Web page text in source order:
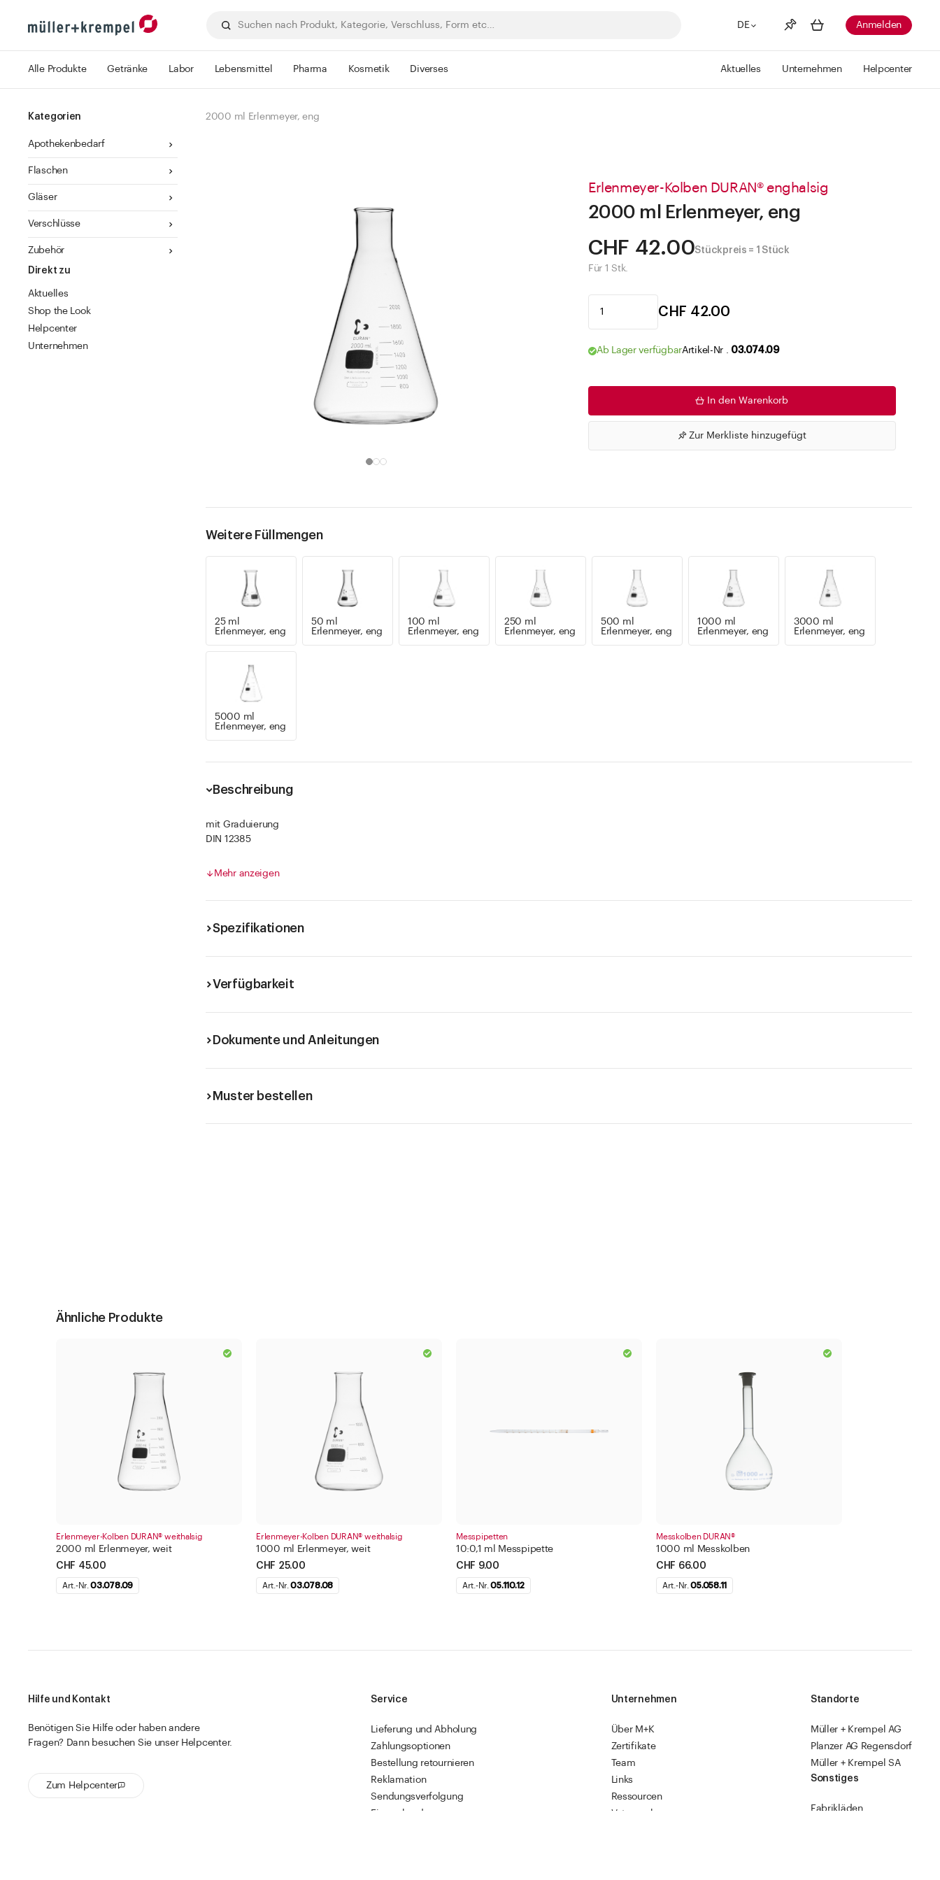
DE
Merkliste Mehr anzeigen
Anmelden
Alle Produkte Getränke Labor Lebensmittel Pharma Kosmetik Diverses Aktuelles Unternehmen Helpcenter
Kategorien
Apothekenbedarf
Flaschen
Gläser
Verschlüsse
Zubehör
Direkt zu
Aktuelles
Shop the Look
Helpcenter
Unternehmen
2000 ml Erlenmeyer, eng
Erlenmeyer-Kolben DURAN® enghalsig
2000 ml Erlenmeyer, eng
CHF 42.00Stückpreis = 1 Stück
Für 1 Stk.
CHF 42.00
Ab Lager verfügbarArtikel-Nr . 03.074.09
In den Warenkorb
Zur Merkliste hinzugefügt
Weitere Füllmengen
25 ml
Erlenmeyer, eng
50 ml
Erlenmeyer, eng
100 ml
Erlenmeyer, eng
250 ml
Erlenmeyer, eng
500 ml
Erlenmeyer, eng
1000 ml
Erlenmeyer, eng
3000 ml
Erlenmeyer, eng
5000 ml
Erlenmeyer, eng
Beschreibung
mit Graduierung
DIN 12385
Artikel mit Gradierung sind nicht amtlich geeicht.
Mehr anzeigen
Spezifikationen
Verfügbarkeit
Dokumente und Anleitungen
Muster bestellen
Ähnliche Produkte
Erlenmeyer-Kolben DURAN® weithalsig
2000 ml Erlenmeyer, weit
CHF 45.00
Art.-Nr.03.078.09
Erlenmeyer-Kolben DURAN® weithalsig
1000 ml Erlenmeyer, weit
CHF 25.00
Art.-Nr.03.078.08
Messpipetten
10:0,1 ml Messpipette
CHF 9.00
Art.-Nr.05.110.12
Messkolben DURAN®
1000 ml Messkolben
CHF 66.00
Art.-Nr.05.058.11
Hilfe und Kontakt
Benötigen Sie Hilfe oder haben andere
Fragen? Dann besuchen Sie unser Helpcenter.
Zum Helpcenter
Service
Lieferung und Abholung
Zahlungsoptionen
Bestellung retournieren
Reklamation
Sendungsverfolgung
Firmenkunden
Unternehmen
Über M+K
Zertifikate
Team
Links
Ressourcen
Vetropack
Standorte
Müller + Krempel AG
Planzer AG Regensdorf
Müller + Krempel SA
Sonstiges
Fabrikläden